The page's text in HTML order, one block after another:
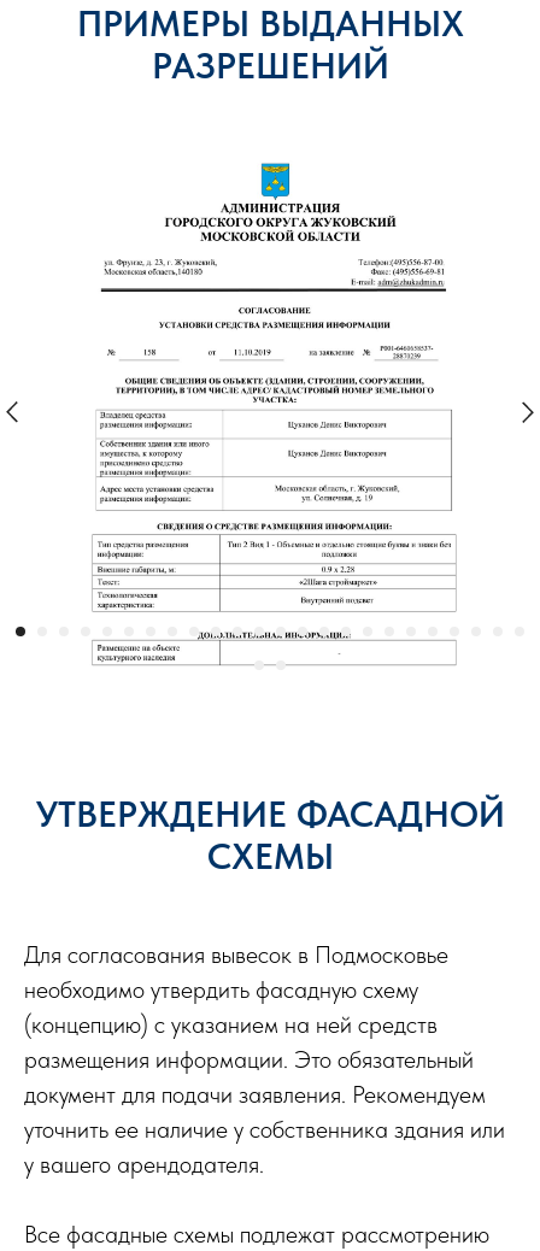
ПРИМЕРЫ ВЫДАННЫХ
РАЗРЕШЕНИЙ
УТВЕРЖДЕНИЕ ФАСАДНОЙ
СХЕМЫ
Для согласования вывесок в Подмосковье
необходимо утвердить фасадную схему
(концепцию) с указанием на ней средств
размещения информации. Это обязательный
документ для подачи заявления. Рекомендуем
уточнить ее наличие у собственника здания или
у вашего арендодателя.
Все фасадные схемы подлежат рассмотрению